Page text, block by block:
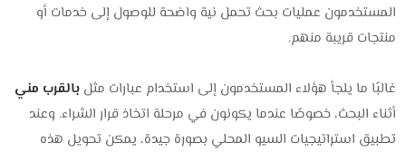
المستخدمون عمليات بحث تحمل نية واضحة للوصول إلى خدمات أو
منتجات قريبة منهم.
غالبًا ما يلجأ هؤلاء المستخدمون إلى استخدام عبارات مثلبالقرب مني
أثناء البحث، خصوصًا عندما يكونون في مرحلة اتخاذ قرار الشراء. وعند
تطبيق استراتيجيات السيو المحلي بصورة جيدة، يمكن تحويل هذه